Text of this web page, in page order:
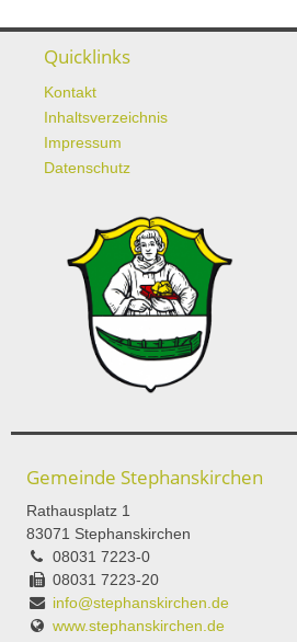
Quicklinks
Kontakt
Inhaltsverzeichnis
Impressum
Datenschutz
Gemeinde Stephanskirchen
Rathausplatz 1
83071 Stephanskirchen
08031 7223-0
08031 7223-20
info@stephanskirchen.de
www.stephanskirchen.de